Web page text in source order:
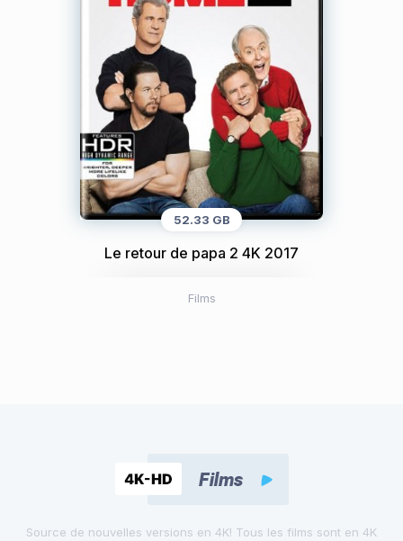
52.33 GB
Le retour de papa 2 4K 2017
Films
Source de nouvelles versions en 4K! Tous les films sont en 4K